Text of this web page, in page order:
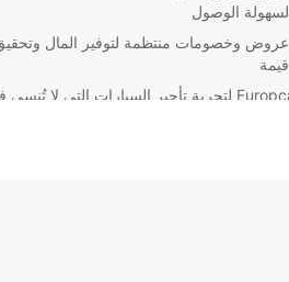
لسهولة الوصول
عروض وخصومات منتظمة لتوفير المال
قيمة